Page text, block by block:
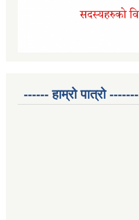
------ हाम्रो पात्रो -------